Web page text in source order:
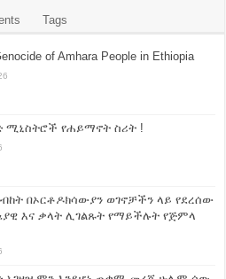
Tags
of Amhara People in Ethiopia
ሚኒስትሮች የሐይማኖት ስሪት !
በኦርቶዶክሳውያን ወገኖቻችን ላይ የደረሰው
እና ቃላት ሊገልጹት የማይችሉት የጅምላ